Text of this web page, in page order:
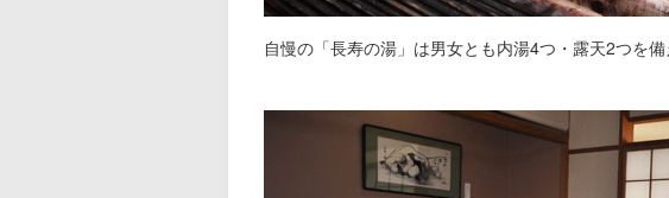
自慢の「長寿の湯」は男女とも内湯4つ・露天2つを備